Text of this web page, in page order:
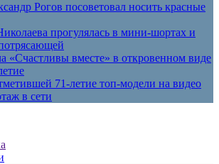
Рогов посоветовал носить красные
прогулялась в мини-шортах и
«Счастливы вместе» в откровенном виде
71-летие топ-модели на видео
в сети